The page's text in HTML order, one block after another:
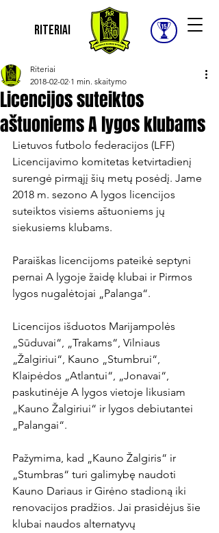
Riteriai
Licencijos suteiktos
aštuoniems A lygos klubams
Riteriai
2018-02-02 1 min. skaitymo
Lietuvos futbolo federacijos (LFF)
Licencijavimo komitetas ketvirtadienį
surengė pirmąjį šių metų posėdį. Jame
2018 m. sezono A lygos licencijos
suteiktos visiems aštuoniems jų
siekusiems klubams.
Paraiškas licencijoms pateikė septyni
pernai A lygoje žaidę klubai ir Pirmos
lygos nugalėtojai „Palanga“.
Licencijos išduotos Marijampolės
„Sūduvai“, „Trakams“, Vilniaus
„Žalgiriui“, Kauno „Stumbrui“,
Klaipėdos „Atlantui“, „Jonavai“,
paskutinėje A lygos vietoje likusiam
„Kauno Žalgiriui“ ir lygos debiutantei
„Palangai“.
Pažymima, kad „Kauno Žalgiris“ ir
„Stumbras“ turi galimybę naudoti
Kauno Dariaus ir Girėno stadioną iki
renovacijos pradžios. Jai prasidėjus šie
klubai naudos alternatyvų